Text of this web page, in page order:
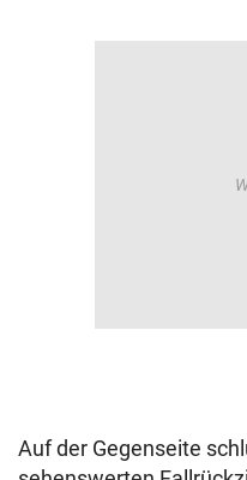
Auf der Gegenseite